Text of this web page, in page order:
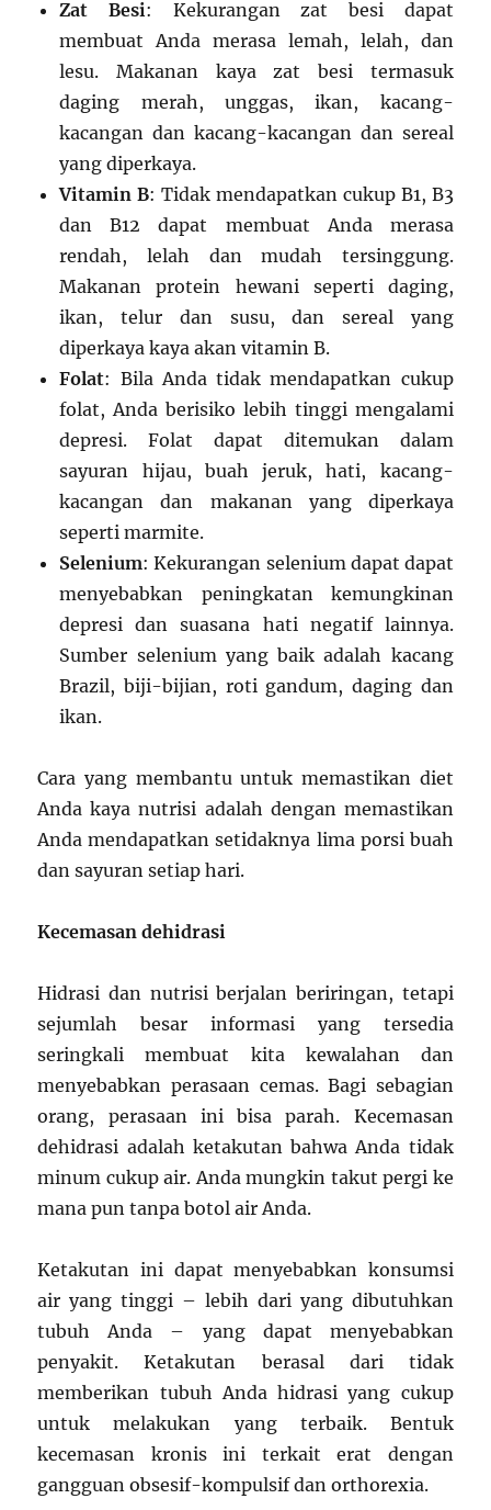
Zat Besi: Kekurangan zat besi dapat
membuat Anda merasa lemah, lelah, dan
lesu. Makanan kaya zat besi termasuk
daging merah, unggas, ikan, kacang-
kacangan dan kacang-kacangan dan sereal
yang diperkaya.
Vitamin B: Tidak mendapatkan cukup B1, B3
dan B12 dapat membuat Anda merasa
rendah, lelah dan mudah tersinggung.
Makanan protein hewani seperti daging,
ikan, telur dan susu, dan sereal yang
diperkaya kaya akan vitamin B.
Folat: Bila Anda tidak mendapatkan cukup
folat, Anda berisiko lebih tinggi mengalami
depresi. Folat dapat ditemukan dalam
sayuran hijau, buah jeruk, hati, kacang-
kacangan dan makanan yang diperkaya
seperti marmite.
Selenium: Kekurangan selenium dapat dapat
menyebabkan peningkatan kemungkinan
depresi dan suasana hati negatif lainnya.
Sumber selenium yang baik adalah kacang
Brazil, biji-bijian, roti gandum, daging dan
ikan.
Cara yang membantu untuk memastikan diet
Anda kaya nutrisi adalah dengan memastikan
Anda mendapatkan setidaknya lima porsi buah
dan sayuran setiap hari.
Kecemasan dehidrasi
Hidrasi dan nutrisi berjalan beriringan, tetapi
sejumlah besar informasi yang tersedia
seringkali membuat kita kewalahan dan
menyebabkan perasaan cemas. Bagi sebagian
orang, perasaan ini bisa parah. Kecemasan
dehidrasi adalah ketakutan bahwa Anda tidak
minum cukup air. Anda mungkin takut pergi ke
mana pun tanpa botol air Anda.
Ketakutan ini dapat menyebabkan konsumsi
air yang tinggi – lebih dari yang dibutuhkan
tubuh Anda – yang dapat menyebabkan
penyakit. Ketakutan berasal dari tidak
memberikan tubuh Anda hidrasi yang cukup
untuk melakukan yang terbaik. Bentuk
kecemasan kronis ini terkait erat dengan
gangguan obsesif-kompulsif dan orthorexia.